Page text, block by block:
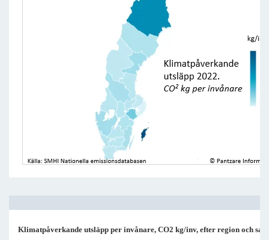
Klimatpåverkande utsläpp per invånare, CO2 kg/inv, efter region och